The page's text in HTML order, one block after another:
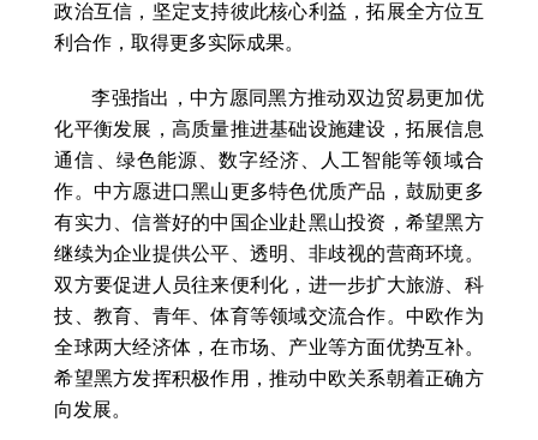
政治互信，坚定支持彼此核心利益，拓展全方位互
利合作，取得更多实际成果。
李强指出，中方愿同黑方推动双边贸易更加优
化平衡发展，高质量推进基础设施建设，拓展信息
通信、绿色能源、数字经济、人工智能等领域合
作。中方愿进口黑山更多特色优质产品，鼓励更多
有实力、信誉好的中国企业赴黑山投资，希望黑方
继续为企业提供公平、透明、非歧视的营商环境。
双方要促进人员往来便利化，进一步扩大旅游、科
技、教育、青年、体育等领域交流合作。中欧作为
全球两大经济体，在市场、产业等方面优势互补。
希望黑方发挥积极作用，推动中欧关系朝着正确方
向发展。